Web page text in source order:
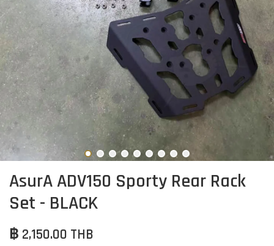
AsurA ADV150 Sporty Rear Rack
Set - BLACK
฿ 2,150.00 THB